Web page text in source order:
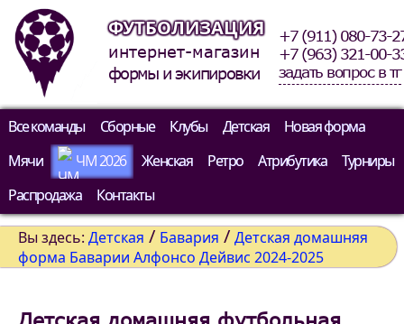
ФУТБОЛИЗАЦИЯ
интернет-магазин
формы и экипировки
+7 (911) 080-73-
+7 (963) 321-00-
задать вопрос в тг
Все команды Сборные Клубы Детская
Новая форма
Мячи
ЧМ 2026 Женская Ретро Атрибутика
Турниры
Распродажа
Контакты
Вы здесь: Детская / Бавария / Детская домашняя
форма Баварии Алфонсо Дейвис 2024-2025